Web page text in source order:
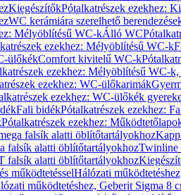
KiegészítőkPótalkatrészek ezekhez:
WC kerámiára szerelhető
Mélyöblítésű WC-kÁlló WC
ezekhez: Mélyöblítésű WC-k
ülőkékComfort kivitelű WC-k
ezekhez: Mélyöblítésű WC-
ezekhez: WC-ülőkarimák
ezekhez: WC-ülőkék
Fali bidékPótalkatrészek ezekhez:
Pótalkatrészek ezekhez:
falsík alatti öblítőtartályokhoz
falsík alatti öblítőtartályokhozTwinline
falsík alatti öblítőtartályokhoz
működtetésselHálózati
működtetéshez, Geberit Sigma 8